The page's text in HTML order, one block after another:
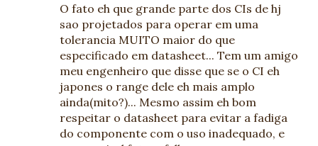
O fato eh que grande parte dos CIs de hj
sao projetados para operar em uma
tolerancia MUITO maior do que
especificado em datasheet... Tem um amigo
meu engenheiro que disse que se o CI eh
japones o range dele eh mais amplo
ainda(mito?)... Mesmo assim eh bom
respeitar o datasheet para evitar a fadiga
do componente com o uso inadequado, e